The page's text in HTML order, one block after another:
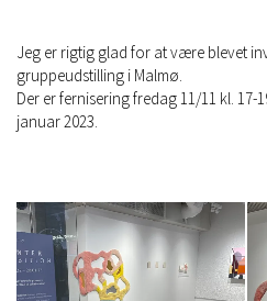
Jeg er rigtig glad for at være blevet
gruppeudstilling i Malmø.
Der er fernisering fredag 11/11 kl. 17-
januar 2023.